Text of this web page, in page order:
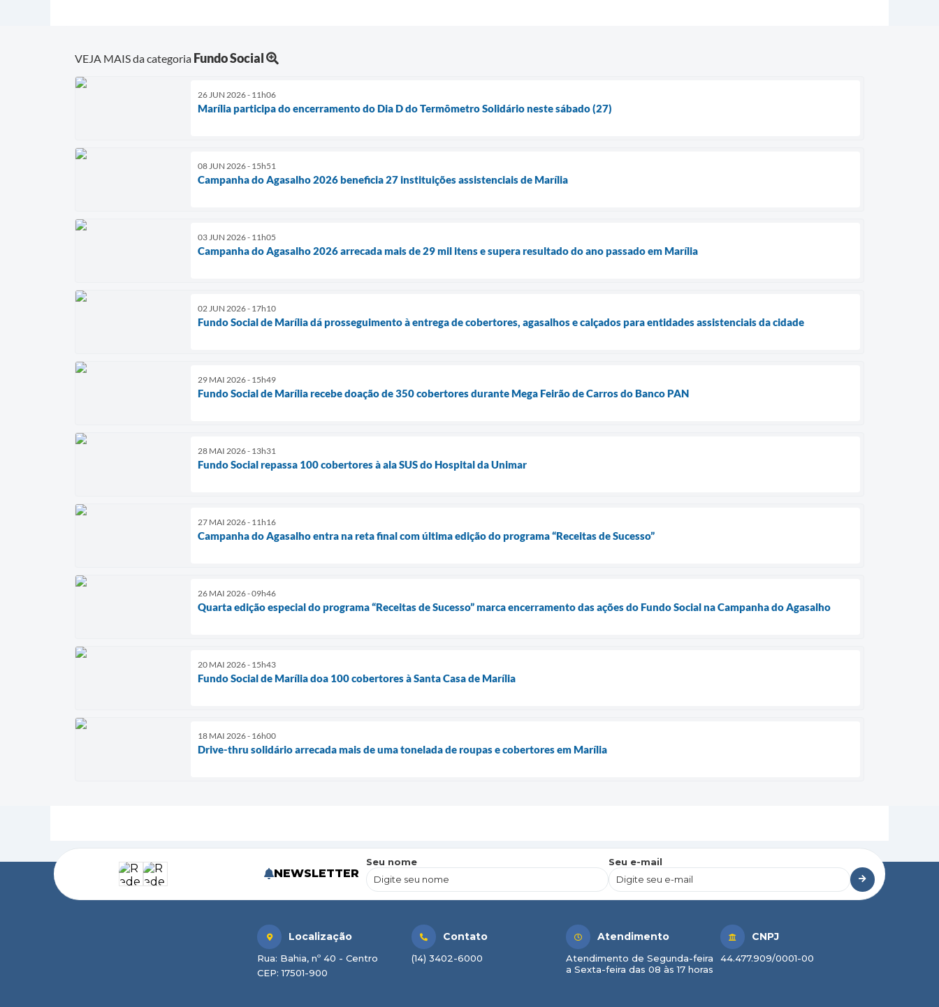
VEJA MAIS da categoria Fundo Social
26 JUN 2026 - 11h06
Marília participa do encerramento do Dia D do Termômetro Solidário neste sábado (27)
08 JUN 2026 - 15h51
Campanha do Agasalho 2026 beneficia 27 instituições assistenciais de Marília
03 JUN 2026 - 11h05
Campanha do Agasalho 2026 arrecada mais de 29 mil itens e supera resultado do ano passado em Marília
02 JUN 2026 - 17h10
Fundo Social de Marília dá prosseguimento à entrega de cobertores, agasalhos e calçados para entidades assistenciais da cidade
29 MAI 2026 - 15h49
Fundo Social de Marília recebe doação de 350 cobertores durante Mega Feirão de Carros do Banco PAN
28 MAI 2026 - 13h31
Fundo Social repassa 100 cobertores à ala SUS do Hospital da Unimar
27 MAI 2026 - 11h16
Campanha do Agasalho entra na reta final com última edição do programa “Receitas de Sucesso”
26 MAI 2026 - 09h46
Quarta edição especial do programa “Receitas de Sucesso” marca encerramento das ações do Fundo Social na Campanha do Agasalho
20 MAI 2026 - 15h43
Fundo Social de Marília doa 100 cobertores à Santa Casa de Marília
18 MAI 2026 - 16h00
Drive-thru solidário arrecada mais de uma tonelada de roupas e cobertores em Marília
NEWSLETTER
Seu nome Seu e-mail
Localização
Rua: Bahia, nº 40 - Centro
CEP: 17501-900
Contato
(14) 3402-6000
Atendimento
Atendimento de Segunda-feira
a Sexta-feira das 08 às 17 horas
CNPJ
44.477.909/0001-00